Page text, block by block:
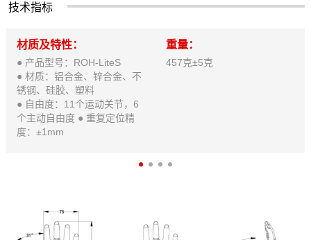
技术指标
材质及特性：
● 产品型号：ROH-LiteS
● 材质：铝合金、锌合金、不
锈钢、硅胶、塑料
● 自由度：11个运动关节，6
个主动自由度 ● 重复定位精
度：±1mm
重量：
457克±5克